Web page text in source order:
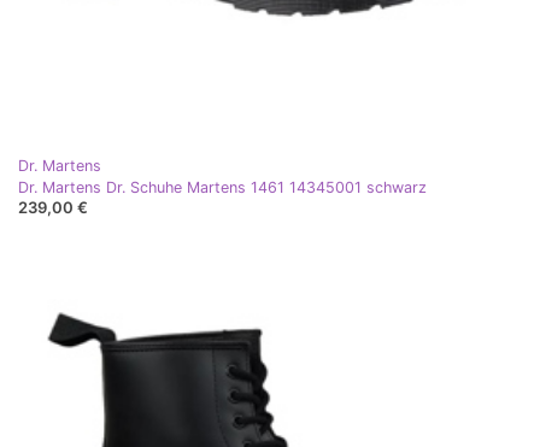
Dr. Martens
Dr. Martens Dr. Schuhe Martens 1461 14345001 schwarz
239,00 €